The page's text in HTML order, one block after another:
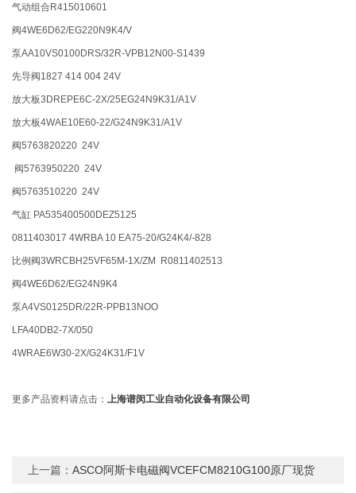
气动组合R415010601
阀4WE6D62/EG220N9K4/V
泵AA10VS0100DRS/32R-VPB12N00-S1439
先导阀1827 414 004 24V
放大板3DREPE6C-2X/25EG24N9K31/A1V
放大板4WAE10E60-22/G24N9K31/A1V
阀5763820220 24V
阀5763950220 24V
阀5763510220 24V
气缸 PA535400500DEZ5125
0811403017 4WRBA 10 EA75-20/G24K4/-828
比例阀3WRCBH25VF65M-1X/ZM R0811402513
阀4WE6D62/EG24N9K4
泵A4VS0125DR/22R-PPB13NOO
LFA40DB2-7X/050
4WRAE6W30-2X/G24K31/F1V
更多产品资料请点击：上海谱闵工业自动化设备有限公司
上一篇：ASCO阿斯卡电磁阀VCEFCM8210G100原厂现货